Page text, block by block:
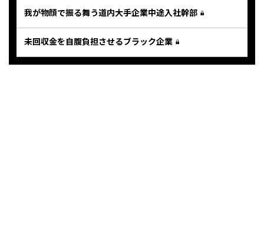
我が物顔で振る舞う道内大手企業中途入社幹部
未回収金を自腹負担させるブラック企業